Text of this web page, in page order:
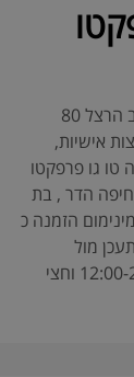
פיצה טו גו פרפקטו היא פיצריה הנמצאת ברחוב הרצל 80
אישיות,
טו גו פרפקטו
הדר , בת
הזמנה כ
מול
המסעדה. ימים ושעות משלוחים הם א-ה 12:00-23:00 וחצי